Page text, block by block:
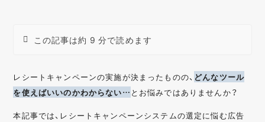
この記事は約 9 分で読めます
レシートキャンペーンの実施が決まったものの、 どんなツール
を使えばいいのかわからない… とお悩みではありませんか？
本記事では、レシートキャンペーンシステムの選定に悩む広告